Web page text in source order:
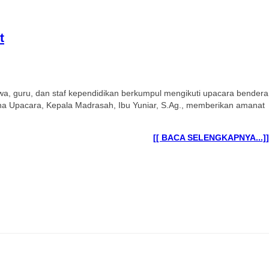
guru, dan staf kependidikan berkumpul mengikuti upacara bendera
Upacara, Kepala Madrasah, Ibu Yuniar, S.Ag., memberikan amanat
[[ BACA SELENGKAPNYA...]]